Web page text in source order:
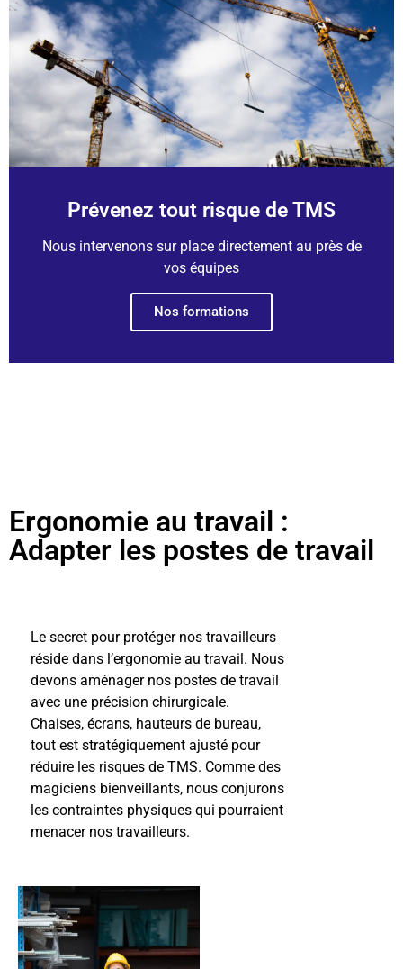
Prévenez tout risque de TMS
Nous intervenons sur place directement au près de
vos équipes
Nos formations
Ergonomie au travail :
Adapter les postes de travail
Le secret pour protéger nos travailleurs
réside dans l’ergonomie au travail. Nous
devons aménager nos postes de travail
avec une précision chirurgicale.
Chaises, écrans, hauteurs de bureau,
tout est stratégiquement ajusté pour
réduire les risques de TMS. Comme des
magiciens bienveillants, nous conjurons
les contraintes physiques qui pourraient
menacer nos travailleurs.